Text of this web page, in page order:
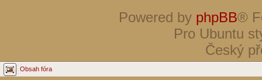
Powered by phpBB®
Pro Ubuntu
Český
Obsah fóra